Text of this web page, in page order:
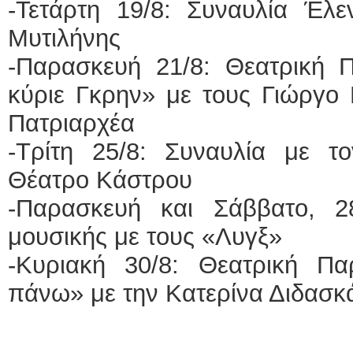
-Τετάρτη 19/8: Συναυλία
Μυτιλήνης
-Παρασκευή 21/8: Θεατρική
κύριε Γκρην» με τους
Πατριαρχέα
-Τρίτη 25/8: Συναυλία με
Θέατρο Κάστρου
-Παρασκευή και Σάββατο,
μουσικής με τους «Λυγξ»
-Κυριακή 30/8: Θεατρική
πάνω» με την Κατερίνα